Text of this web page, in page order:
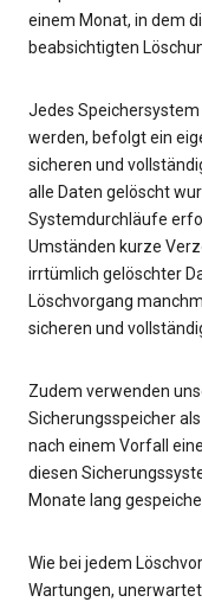
einem Monat, in dem
beabsichtigten
Jedes
werden, befolgt ein
sicheren und
alle Daten gelöscht
Systemdurchläufe
Umständen kurze
irrtümlich gelöschter
Löschvorgang
sicheren und
Zudem verwenden
Sicherungsspeicher
nach einem Vorfall
diesen
Monate lang
Wie bei jedem
Wartungen,